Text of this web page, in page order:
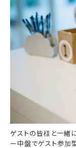
ゲストの皆様と一緒
ー中盤でゲスト参加